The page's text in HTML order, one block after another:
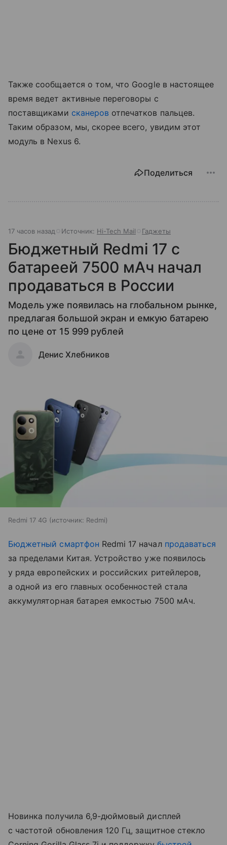
Также сообщается о том, что Google в настоящее
время ведет активные переговоры с
поставщиками сканеров отпечатков пальцев.
Таким образом, мы, скорее всего, увидим этот
модуль в Nexus 6.
Поделиться
17 часов назад Источник: Hi-Tech Mail Гаджеты
Бюджетный Redmi 17 с
батареей 7500 мАч начал
продаваться в России
Модель уже появилась на глобальном рынке,
предлагая большой экран и емкую батарею
по цене от 15 999 рублей
Денис Хлебников
Redmi 17 4G источник: Redmi
Бюджетный смартфон Redmi 17 начал продаваться
за пределами Китая. Устройство уже появилось
у ряда европейских и российских ритейлеров,
а одной из его главных особенностей стала
аккумуляторная батарея емкостью 7500 мАч.
Новинка получила 6,9-дюймовый дисплей
с частотой обновления 120 Гц, защитное стекло